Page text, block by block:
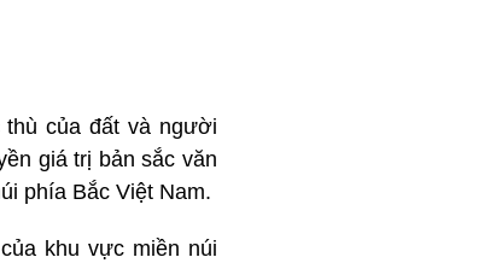
thù của đất và người
giá trị bản sắc văn
phía Bắc Việt Nam.
khu vực miền núi